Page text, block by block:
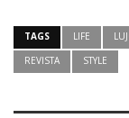
TAGS LIFE
REVISTA
STYLE